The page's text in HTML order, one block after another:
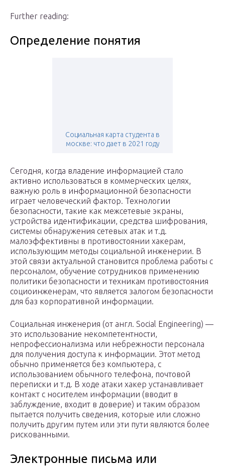
Further reading:
Определение понятия
Социальная карта студента в
москве: что дает в 2021 году
Сегодня, когда владение информацией стало
активно использоваться в коммерческих целях,
важную роль в информационной безопасности
играет человеческий фактор. Технологии
безопасности, такие как межсетевые экраны,
устройства идентификации, средства шифрования,
системы обнаружения сетевых атак и т.д.
малоэффективны в противостоянии хакерам,
использующим методы социальной инженерии. В
этой связи актуальной становится проблема работы с
персоналом, обучение сотрудников применению
политики безопасности и техникам противостояния
социоинженерам, что является залогом безопасности
для баз корпоративной информации.
Социальная инженерия (от англ. Social Engineering) —
это использование некомпетентности,
непрофессионализма или небрежности персонала
для получения доступа к информации. Этот метод
обычно применяется без компьютера, с
использованием обычного телефона, почтовой
переписки и т.д. В ходе атаки хакер устанавливает
контакт с носителем информации (вводит в
заблуждение, входит в доверие) и таким образом
пытается получить сведения, которые или сложно
получить другим путем или эти пути являются более
рискованными.
Электронные письма или